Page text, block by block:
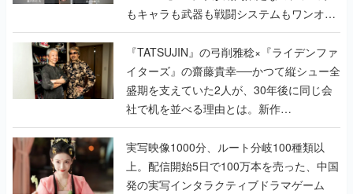
もキャラも武器も戦闘システムもワンオフ
で作り込まれた理由を両ディレクターに聞
く
『TATSUJIN』の弓削雅稔×『ライデンファ
イターズ』の齋藤貴幸──かつて縦シュー全
盛期を支えていた2人が、30年後に同じ会
社で机を並べる理由とは。新作
『TATSUJIN EXTREME』で初タッグを組
んだレジェンド2人に訊く開発秘話
実写映像1000分、ルート分岐100種類以
上。配信開始5日で100万本を売った、中国
発の実写インタラクティブドラマゲーム